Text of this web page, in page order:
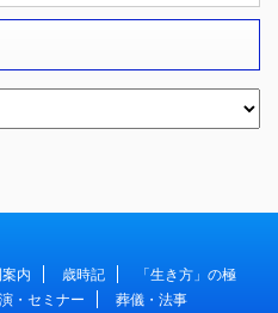
内 歳時記
「生き方」の極
・セミナー 葬儀・法事